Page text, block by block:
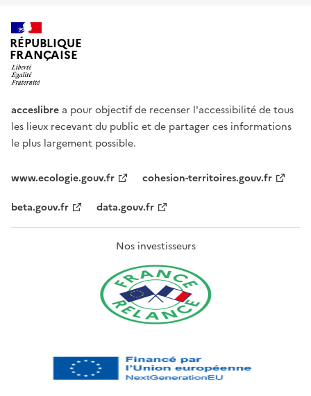
RÉPUBLIQUE
FRANÇAISE
acceslibre a pour objectif de recenser l'accessibilité de tous
les lieux recevant du public et de partager ces informations
le plus largement possible.
www.ecologie.gouv.fr
cohesion-territoires.gouv.fr
beta.gouv.fr
data.gouv.fr
Nos investisseurs